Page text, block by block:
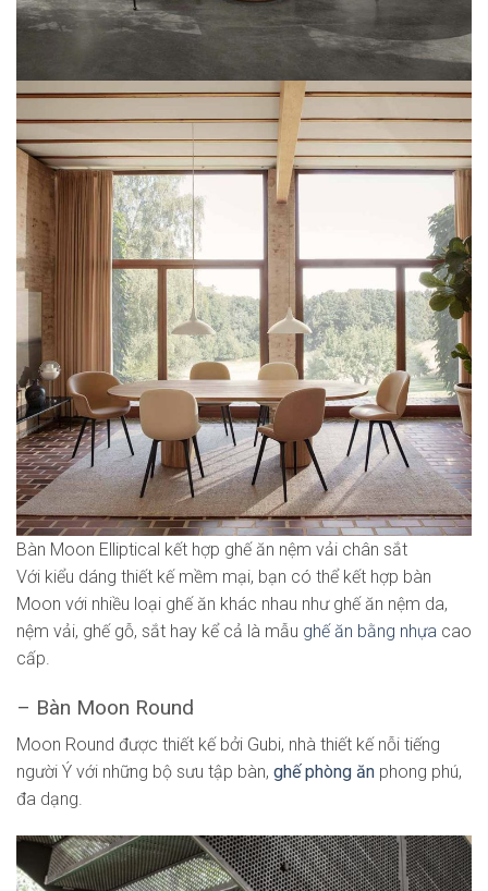
Bàn Moon Elliptical kết hợp ghế ăn nệm vải chân sắt
Với kiểu dáng thiết kế mềm mại, bạn có thể kết hợp bàn
Moon với nhiều loại ghế ăn khác nhau như ghế ăn nệm da,
nệm vải, ghế gỗ, sắt hay kể cả là mẫu ghế ăn bằng nhựa cao
cấp.
– Bàn Moon Round
Moon Round được thiết kế bởi Gubi, nhà thiết kế nỗi tiếng
người Ý với những bộ sưu tập bàn, ghế phòng ăn phong phú,
đa dạng.